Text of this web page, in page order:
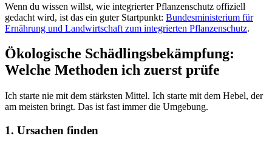
Wenn du wissen willst, wie integrierter Pflanzenschutz offiziell
gedacht wird, ist das ein guter Startpunkt: Bundesministerium für
Ernährung und Landwirtschaft zum integrierten Pflanzenschutz.
Ökologische Schädlingsbekämpfung:
Welche Methoden ich zuerst prüfe
Ich starte nie mit dem stärksten Mittel. Ich starte mit dem Hebel, der
am meisten bringt. Das ist fast immer die Umgebung.
1. Ursachen finden